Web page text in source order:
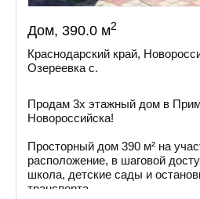
Дом, 390.0 м2
Краснодарский край,
Озереевка с.
Продам 3х этажный дом в
Новоросcийскa!
Просторный дом 390 м² на
расположение, в шаговой
школа, детские сады и
транспорта.